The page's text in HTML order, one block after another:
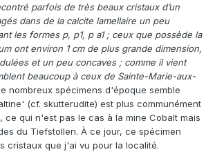
parfois de très beaux cristaux d’un
dans de la calcite lamellaire un peu
les formes p, p1, p a1 ; ceux que possède la
ont environ 1 cm de plus grande dimension,
et un peu concaves ; comme il vient
beaucoup à ceux de Sainte-Marie-aux-
nombreux spécimens d'époque semble
(cf. skutterudite) est plus communément
ce qui n'est pas le cas à la mine Cobalt mais
du Tiefstollen. À ce jour, ce spécimen
cristaux que j'ai vu pour la localité.